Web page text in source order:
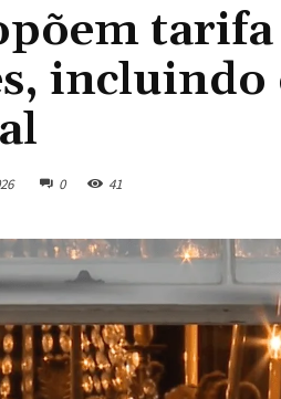
tarifa
0 41